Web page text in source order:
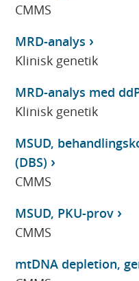
CMMS
MRD-analys
Klinisk genetik
MRD-analys med
Klinisk genetik
MSUD,
(DBS)
CMMS
MSUD, PKU-prov
CMMS
mtDNA depletion,